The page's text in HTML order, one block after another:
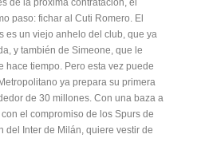
de la próxima contratación, el
paso: fichar al Cuti Romero. El
es un viejo anhelo del club, que ya
y también de Simeone, que le
hace tiempo. Pero esta vez puede
ya prepara su primera
de 30 millones. Con una baza a
el compromiso de los Spurs de
del Inter de Milán, quiere vestir de